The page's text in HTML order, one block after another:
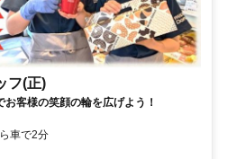
フ(正)
客様の笑顔の輪を広げよう！
車で2分